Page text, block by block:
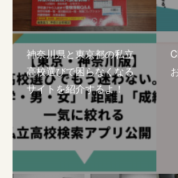
神奈川県と東京都の私立
高校選びで困らなくなる
サイトを紹介するよ！